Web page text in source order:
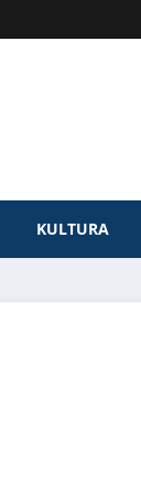
KULTURA